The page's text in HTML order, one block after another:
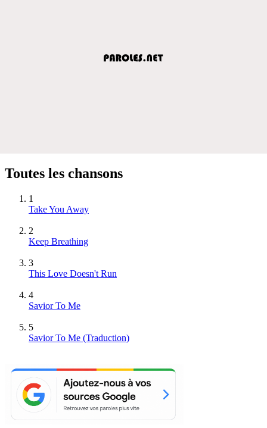
Toutes les chansons
1
Take You Away
2
Keep Breathing
3
This Love Doesn't Run
4
Savior To Me
5
Savior To Me (Traduction)